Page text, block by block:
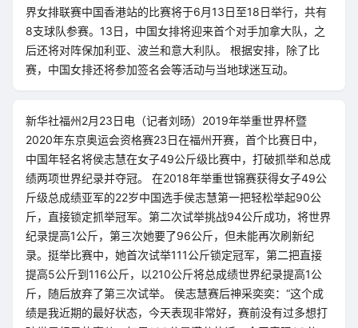
界女排联赛中国香港站的比赛将于6月13日至18日举行，共有
8支球队参赛。13日，中国女排将迎来首个对手加拿大队，之
后还将对阵保加利亚、波兰和意大利队。 根据安排，除了比
赛，中国女排还将参加签名会等活动与当地球迷互动。
新华社福州2月23日电（记者刘旸）2019年举重世界杯暨
2020年东京奥运会资格赛23日在福州开赛，首个比赛日中，
中国年轻名将侯志慧在女子49公斤级比赛中，打破抓举和总成
绩两项世界纪录并夺冠。 在2018年举重世锦赛获得女子49公
斤级总成绩亚军的22岁中国选手侯志慧第一把轻松举起90公
斤，直接锁定抓举冠军。第二次试举挑战94公斤成功，将世界
纪录提高1公斤，第三次她要了96公斤，但未能再次刷新纪
录。挺举比赛中，她首次试举111公斤锁定冠军，第二把直接
提高5公斤到116公斤，以210公斤将总成绩世界纪录提高1公
斤，随后放弃了第三次试举。 侯志慧赛后神采奕奕：“这个成
绩是我近期的最好状态，今天表现非常好，赛前没有过多想打